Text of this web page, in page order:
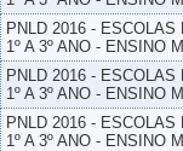
PNLD 2016 -
1º A 3º ANO - ENSINO
PNLD 2016 -
1º A 3º ANO - ENSINO
PNLD 2016 -
1º A 3º ANO - ENSINO